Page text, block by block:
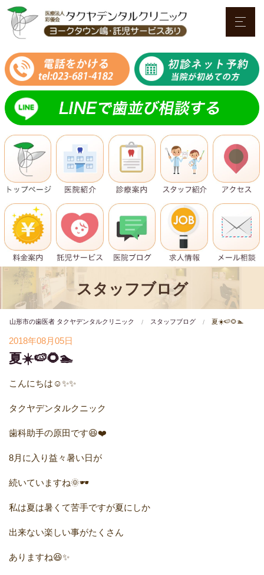
スタッフブログ
山形市の歯医者 タクヤデンタルクリニック スタッフブログ 夏☀️🍉🌻🏊
2018年08月05日
夏☀️🍉🌻🏊
こんにちは☺️✨✨
タクヤデンタルクニック
歯科助手の原田です😆❤️
8月に入り益々暑い日が
続いていますね🌞🕶️
私は夏は暑くて苦手ですが夏にしか
出来ない楽しい事がたくさん
ありますね😆✨